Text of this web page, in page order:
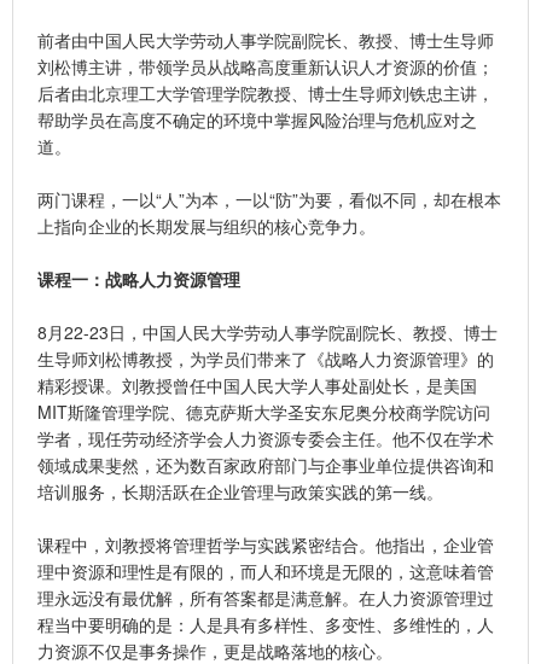
前者由中国人民大学劳动人事学院副院长、教授、博士生导师
刘松博主讲，带领学员从战略高度重新认识人才资源的价值；
后者由北京理工大学管理学院教授、博士生导师刘铁忠主讲，
帮助学员在高度不确定的环境中掌握风险治理与危机应对之
道。
两门课程，一以“人”为本，一以“防”为要，看似不同，却在根本
上指向企业的长期发展与组织的核心竞争力。
课程一：战略人力资源管理
8月22-23日，中国人民大学劳动人事学院副院长、教授、博士
生导师刘松博教授，为学员们带来了《战略人力资源管理》的
精彩授课。刘教授曾任中国人民大学人事处副处长，是美国
MIT斯隆管理学院、德克萨斯大学圣安东尼奥分校商学院访问
学者，现任劳动经济学会人力资源专委会主任。他不仅在学术
领域成果斐然，还为数百家政府部门与企事业单位提供咨询和
培训服务，长期活跃在企业管理与政策实践的第一线。
课程中，刘教授将管理哲学与实践紧密结合。他指出，企业管
理中资源和理性是有限的，而人和环境是无限的，这意味着管
理永远没有最优解，所有答案都是满意解。在人力资源管理过
程当中要明确的是：人是具有多样性、多变性、多维性的，人
力资源不仅是事务操作，更是战略落地的核心。